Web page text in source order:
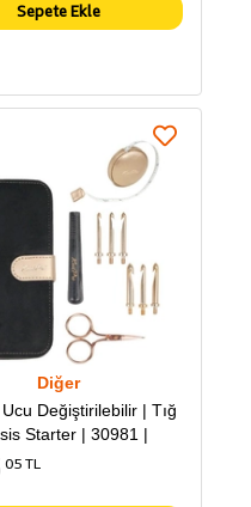
Sepete Ekle
Diğer
Değiştirilebilir | Tığ
Starter | 30981 |
05 TL